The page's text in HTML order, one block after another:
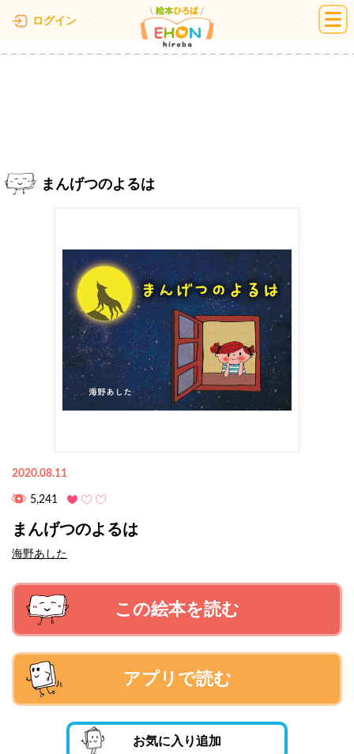
ログイン 絵本ひろば
まんげつのよるは
2020.08.11
5,241
まんげつのよるは
海野あした
この絵本を読む
アプリで読む
お気に入り追加